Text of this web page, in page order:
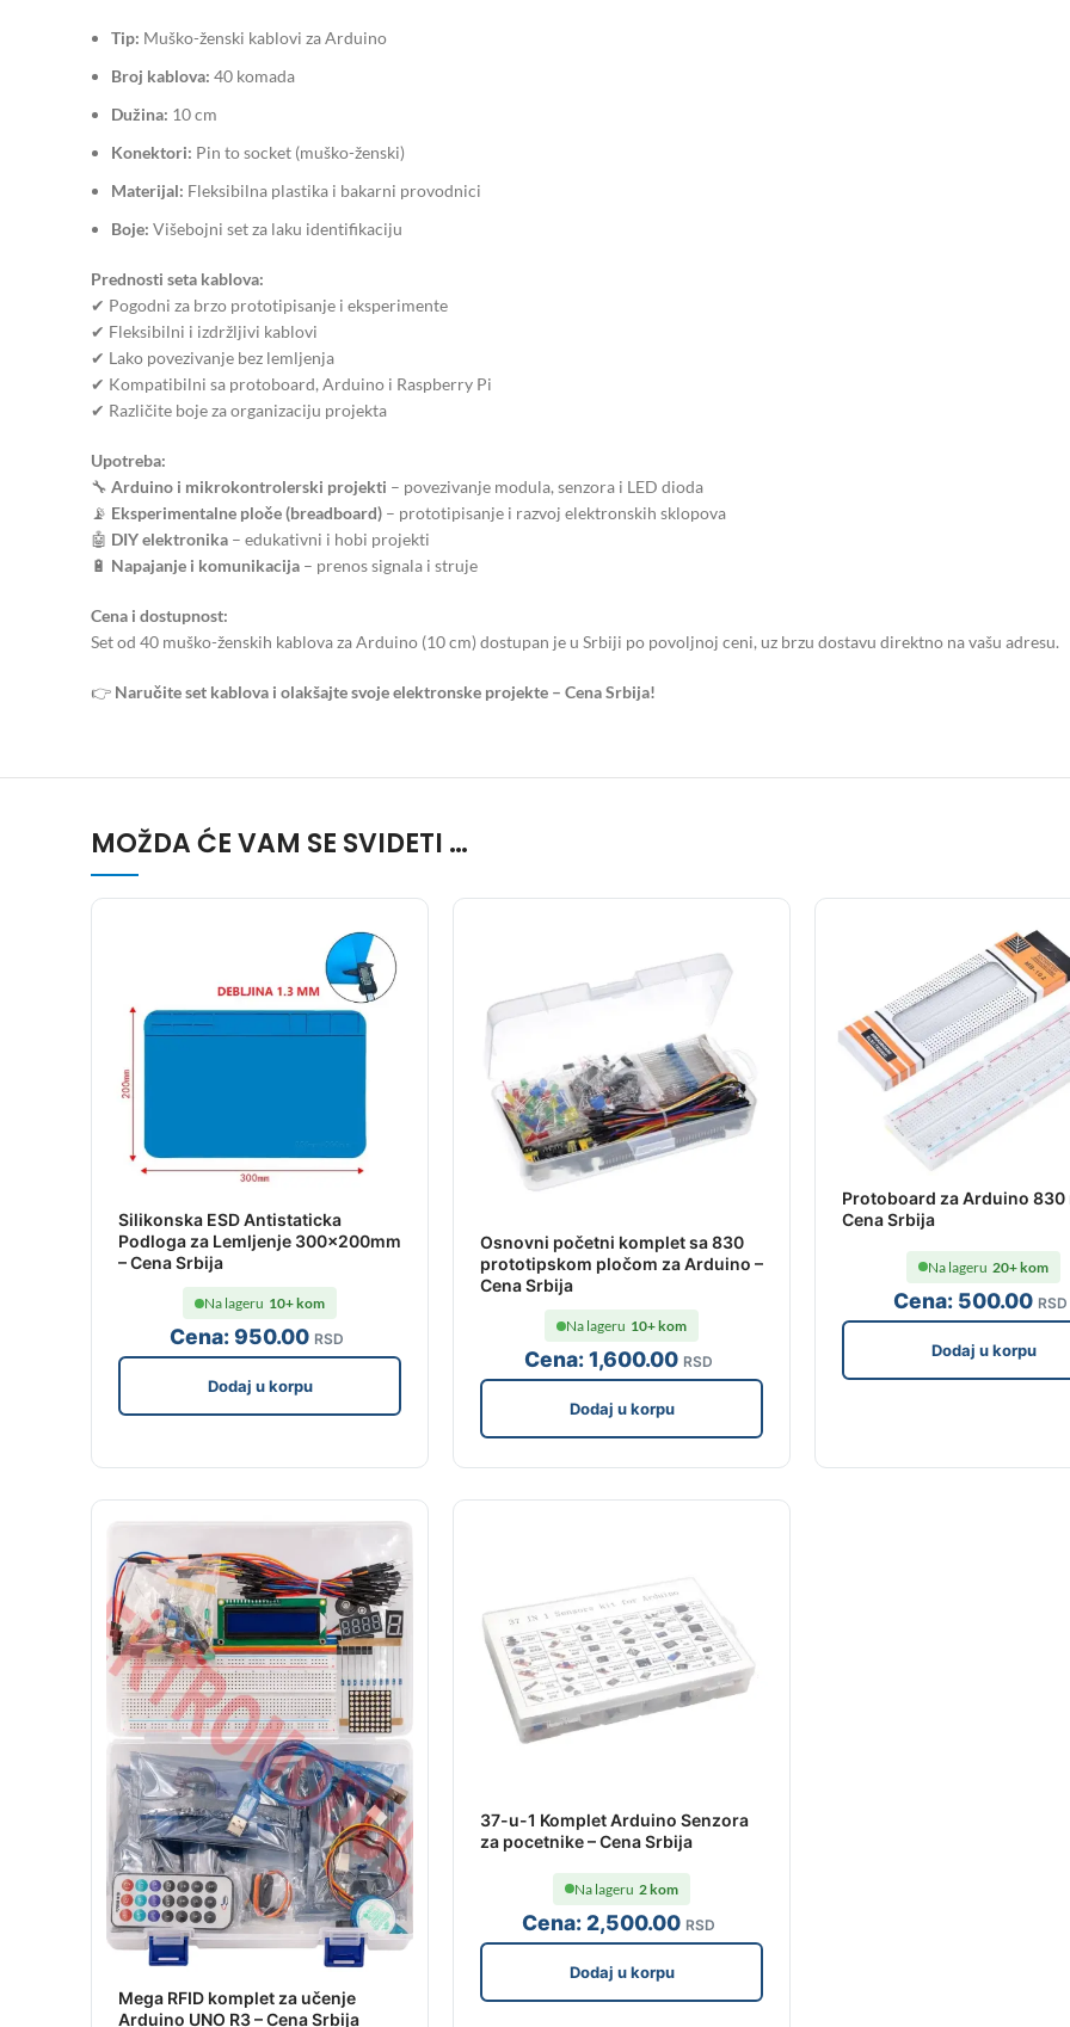
Tip: Muško-ženski kablovi za Arduino
Broj kablova: 40 komada
Dužina: 10 cm
Konektori: Pin to socket (muško-ženski)
Materijal: Fleksibilna plastika i bakarni provodnici
Boje: Višebojni set za laku identifikaciju
Prednosti seta kablova:
✔ Pogodni za brzo prototipisanje i eksperimente
✔ Fleksibilni i izdržljivi kablovi
✔ Lako povezivanje bez lemljenja
✔ Kompatibilni sa protoboard, Arduino i Raspberry Pi
✔ Različite boje za organizaciju projekta
Upotreba:
🔧 Arduino i mikrokontrolerski projekti – povezivanje modula, senzora i LED dioda
📡 Eksperimentalne ploče (breadboard) – prototipisanje i razvoj elektronskih sklopova
🤖 DIY elektronika – edukativni i hobi projekti
🔋 Napajanje i komunikacija – prenos signala i struje
Cena i dostupnost:
Set od 40 muško-ženskih kablova za Arduino (10 cm) dostupan je u Srbiji po povoljnoj ceni, uz brzu dostavu direktno na vašu adresu.
👉 Naručite set kablova i olakšajte svoje elektronske projekte – Cena Srbija!
MOŽDA ĆE VAM SE SVIDETI …
Silikonska ESD Antistaticka
Podloga za Lemljenje 300x200mm
– Cena Srbija
Cena:950.00 RSD
Na lageru 10+ kom
Dodaj u korpu
Osnovni početni komplet sa 830
prototipskom pločom za Arduino –
Cena Srbija
Cena:1,600.00 RSD
Na lageru 10+ kom
Dodaj u korpu
Protoboard za Arduino 830
Cena Srbija
Cena: 500.00 RSD
Na lageru 20+ kom
Dodaj u korpu
Mega RFID komplet za učenje
Arduino UNO R3 – Cena Srbija
37-u-1 Komplet Arduino Senzora
za pocetnike – Cena Srbija
Cena: 2,500.00 RSD
Na lageru 2 kom
Dodaj u korpu